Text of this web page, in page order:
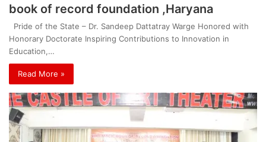
book of record foundation ,Haryana
Pride of the State – Dr. Sandeep Dattatray Warge Honored with
Honorary Doctorate Inspiring Contributions to Innovation in
Education,…
Read More »